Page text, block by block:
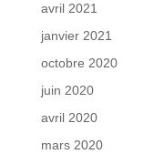
avril 2021
janvier 2021
octobre 2020
juin 2020
avril 2020
mars 2020